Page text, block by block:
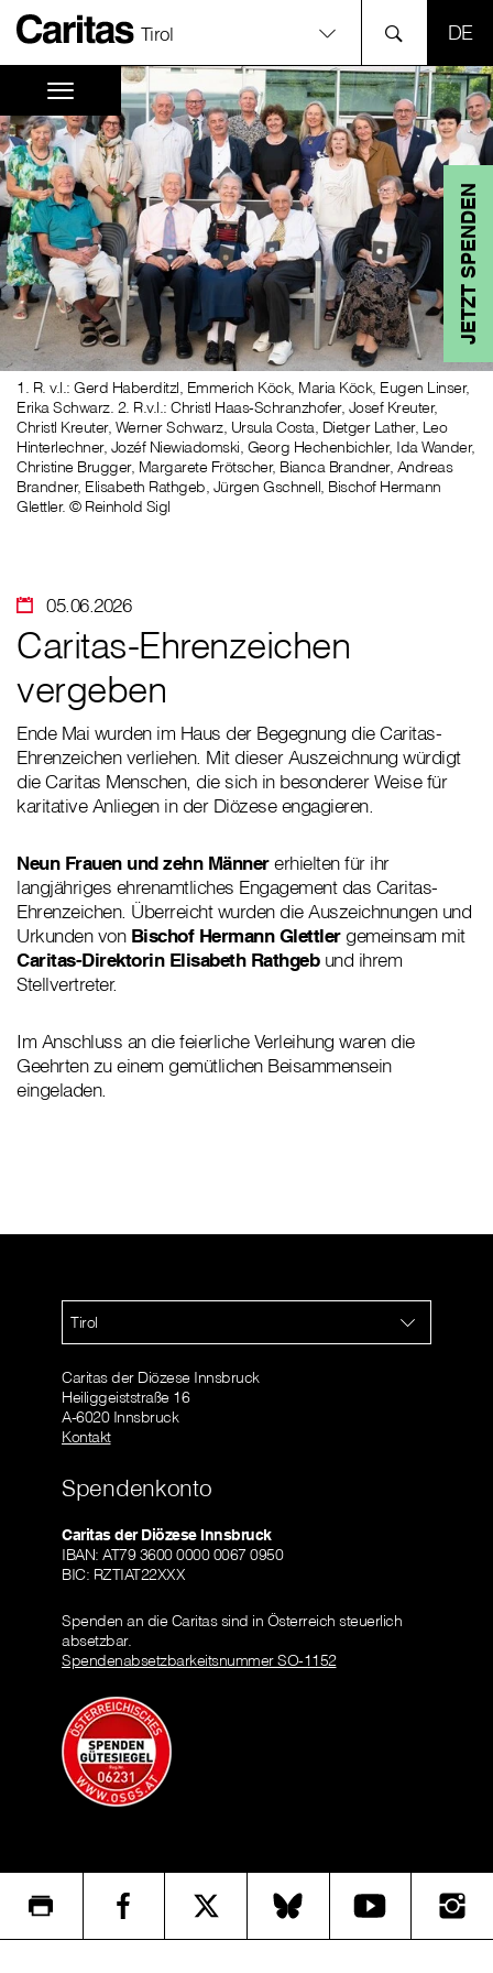
Tirol
JETZT SPENDEN
1. R. v.l.: Gerd Haberditzl, Emmerich Köck, Maria Köck, Eugen Linser,
Erika Schwarz. 2. R.v.l.: Christl Haas-Schranzhofer, Josef Kreuter,
Christl Kreuter, Werner Schwarz, Ursula Costa, Dietger Lather, Leo
Hinterlechner, Jozéf Niewiadomski, Georg Hechenbichler, Ida Wander,
Christine Brugger, Margarete Frötscher, Bianca Brandner, Andreas
Brandner, Elisabeth Rathgeb, Jürgen Gschnell, Bischof Hermann
Glettler. © Reinhold Sigl
05.06.2026
Caritas-Ehrenzeichen
vergeben
Ende Mai wurden im Haus der Begegnung die Caritas-
Ehrenzeichen verliehen. Mit dieser Auszeichnung würdigt
die Caritas Menschen, die sich in besonderer Weise für
karitative Anliegen in der Diözese engagieren.
Neun Frauen und zehn Männererhielten für ihr
langjähriges ehrenamtliches Engagement das Caritas-
Ehrenzeichen. Überreicht wurden die Auszeichnungen und
Urkunden von Bischof Hermann Glettlergemeinsam mit
Caritas-Direktorin Elisabeth Rathgebund ihrem
Stellvertreter.
Im Anschluss an die feierliche Verleihung waren die
Geehrten zu einem gemütlichen Beisammensein
eingeladen.
Tirol
Caritas der Diözese Innsbruck
Heiliggeiststraße 16
A-6020 Innsbruck
Kontakt
Spendenkonto
Caritas der Diözese Innsbruck
IBAN: AT79 3600 0000 0067 0950
BIC: RZTIAT22XXX
Spenden an die Caritas sind in Österreich steuerlich
absetzbar.
Spendenabsetzbarkeitsnummer SO-1152